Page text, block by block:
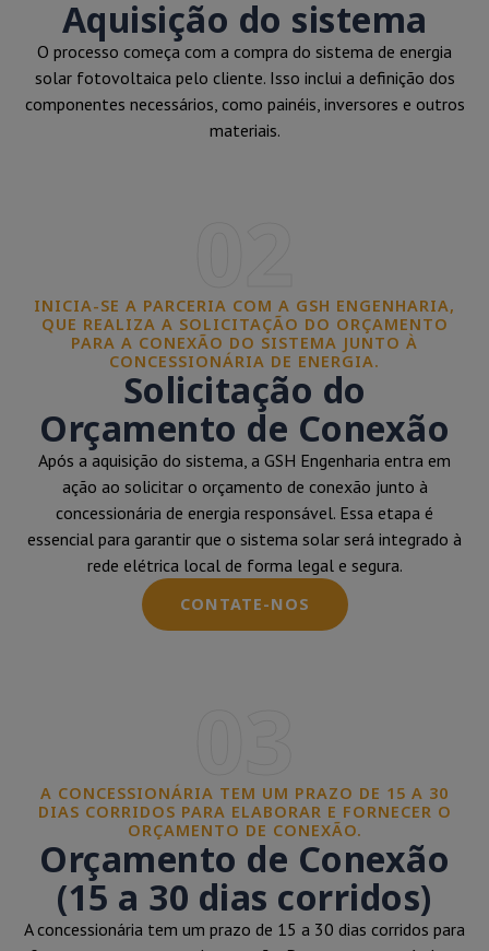
Aquisição do sistema
O processo começa com a compra do sistema de energia
solar fotovoltaica pelo cliente. Isso inclui a definição dos
componentes necessários, como painéis, inversores e outros
materiais.
INICIA-SE A PARCERIA COM A GSH ENGENHARIA,
QUE REALIZA A SOLICITAÇÃO DO ORÇAMENTO
PARA A CONEXÃO DO SISTEMA JUNTO À
CONCESSIONÁRIA DE ENERGIA.
Solicitação do
Orçamento de Conexão
Após a aquisição do sistema, a GSH Engenharia entra em
ação ao solicitar o orçamento de conexão junto à
concessionária de energia responsável. Essa etapa é
essencial para garantir que o sistema solar será integrado à
rede elétrica local de forma legal e segura.
CONTATE-NOS
A CONCESSIONÁRIA TEM UM PRAZO DE 15 A 30
DIAS CORRIDOS PARA ELABORAR E FORNECER O
ORÇAMENTO DE CONEXÃO.
Orçamento de Conexão
(15 a 30 dias corridos)
A concessionária tem um prazo de 15 a 30 dias corridos para